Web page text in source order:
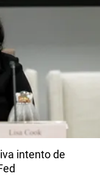
intento de